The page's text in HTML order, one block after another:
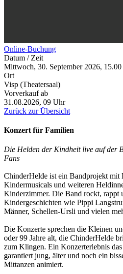
Online-Buchung
Datum / Zeit
Mittwoch, 30. September 2026,
Ort
Visp (Theatersaal)
Vorverkauf ab
31.08.2026, 09 Uhr
Zurück zur Übersicht
Konzert für Familien
Die Helden der Kindheit live auf der
Fans
ChinderHelde ist ein Bandprojekt mit
Kindermusicals und weiteren
Kinderzimmer. Die Band rockt, rappt
Kindergeschichten wie Pippi
Männer, Schellen-Ursli und vielen
Die Konzerte sprechen die Kleinen
oder 99 Jahre alt, die ChinderHelde
zum Klingen. Ein Konzerterlebnis
garantiert jung, älter und noch ein
Mittanzen animiert.